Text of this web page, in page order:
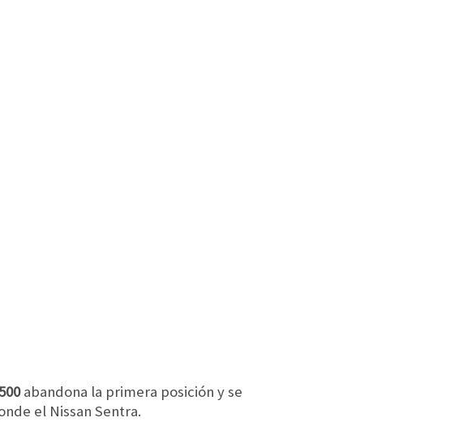
abandona la primera posición y se
el Nissan Sentra.